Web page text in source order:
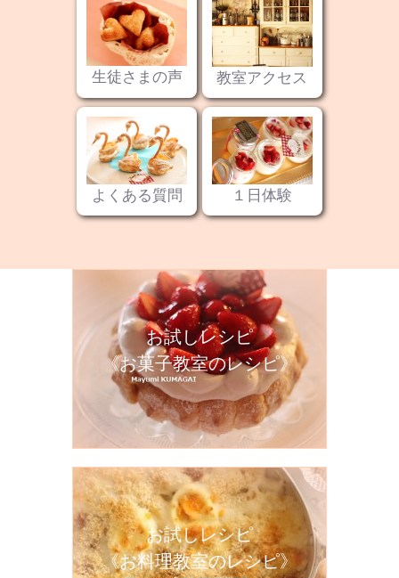
生徒さまの声 教室アクセス
よくある質問 １日体験
お試しレシピ
《お菓子教室のレシピ》
お試しレシピ
《お料理教室のレシピ》